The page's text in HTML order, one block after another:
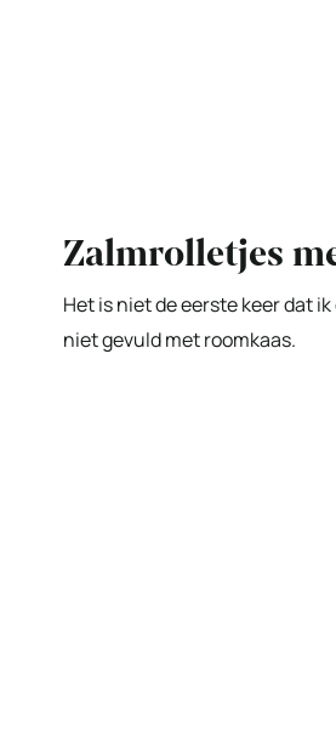
Zalmrolletjes
Het is niet de eerste keer dat
niet gevuld met roomkaas.